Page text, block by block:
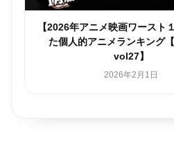
アニメ映画ワースト１】１月に見
的アニメランキング【近況報告